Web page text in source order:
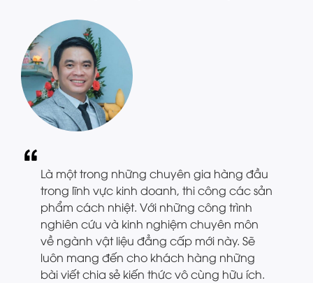
Là một trong những chuyên gia hàng đầu
trong lĩnh vực kinh doanh, thi công các sản
phẩm cách nhiệt. Với những công trình
nghiên cứu và kinh nghiệm chuyên môn
về ngành vật liệu đẳng cấp mới này. Sẽ
luôn mang đến cho khách hàng những
bài viết chia sẻ kiến thức vô cùng hữu ích.